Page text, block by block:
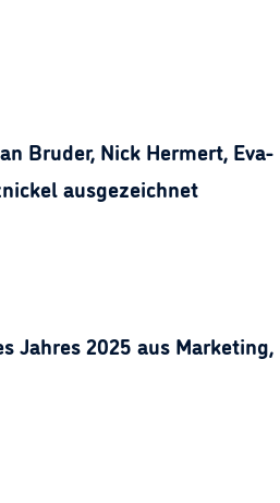
Bruder, Nick Hermert, Eva-
ausgezeichnet
Jahres 2025 aus Marketing,